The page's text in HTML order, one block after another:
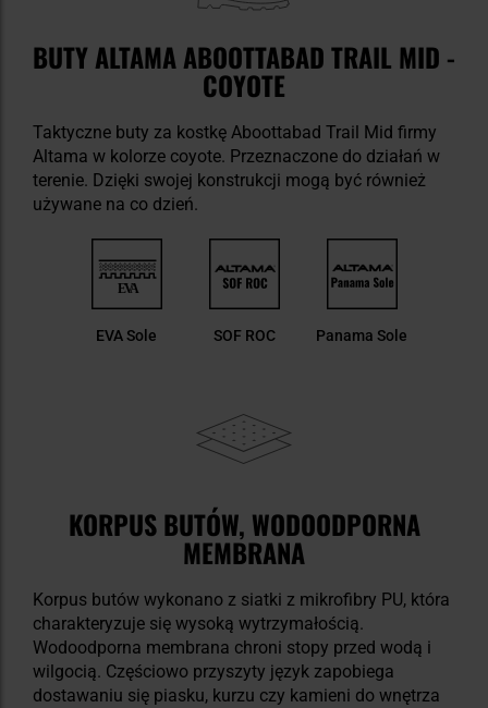
BUTY ALTAMA ABOOTTABAD TRAIL MID -
COYOTE
Taktyczne buty za kostkę Aboottabad Trail Mid firmy
Altama w kolorze coyote. Przeznaczone do działań w
terenie. Dzięki swojej konstrukcji mogą być również
używane na co dzień.
EVA Sole SOF ROC Panama Sole
KORPUS BUTÓW, WODOODPORNA
MEMBRANA
Korpus butów wykonano z siatki z mikrofibry PU, która
charakteryzuje się wysoką wytrzymałością.
Wodoodporna membrana chroni stopy przed wodą i
wilgocią. Częściowo przyszyty język zapobiega
dostawaniu się piasku, kurzu czy kamieni do wnętrza